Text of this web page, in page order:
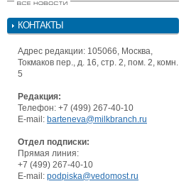
КОНТАКТЫ
Адрес редакции: 105066, Москва,
Токмаков пер., д. 16, стр. 2, пом. 2, комн.
5
Редакция:
Телефон: +7 (499) 267-40-10
E-mail: barteneva@milkbranch.ru
Отдел подписки:
Прямая линия:
+7 (499) 267-40-10
E-mail: podpiska@vedomost.ru